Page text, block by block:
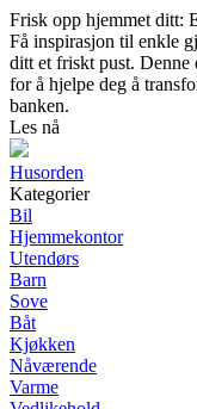
Frisk opp hjemmet ditt:
Få inspirasjon til enkle
ditt et friskt pust.
for å hjelpe deg å
banken.
Les nå
Husorden
Kategorier
Bil
Hjemmekontor
Utendørs
Barn
Sove
Båt
Kjøkken
Nåværende
Varme